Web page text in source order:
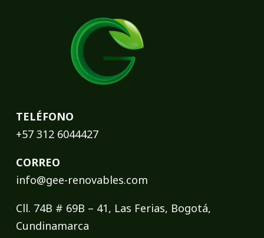
TELÉFONO
+57 312 6044427
CORREO
info@gee-renovables.com
Cll. 74B # 69B – 41, Las Ferias, Bogotá,
Cundinamarca